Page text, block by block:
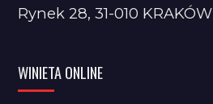
Rynek 28, 31-010 KRAKÓW
WINIETA ONLINE